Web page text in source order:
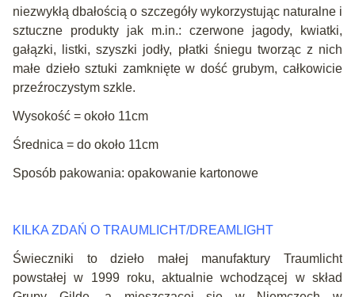
niezwykłą dbałością o szczegóły wykorzystując naturalne i
sztuczne produkty jak m.in.: czerwone jagody, kwiatki,
gałązki, listki, szyszki jodły, płatki śniegu tworząc z nich
małe dzieło sztuki zamknięte w dość grubym, całkowicie
przeźroczystym szkle.
Wysokość = około 11cm
Średnica = do około 11cm
Sposób pakowania: opakowanie kartonowe
KILKA ZDAŃ O TRAUMLICHT/DREAMLIGHT
Świeczniki to dzieło małej manufaktury Traumlicht
powstałej w 1999 roku, aktualnie wchodzącej w skład